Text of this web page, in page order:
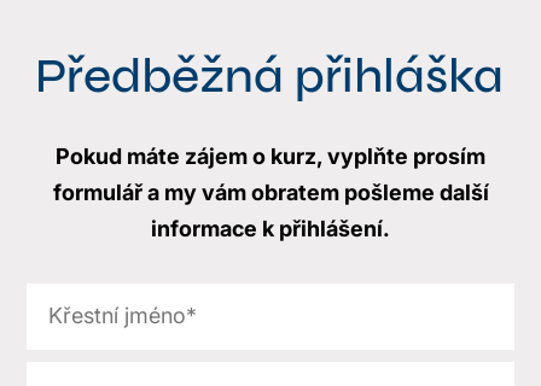
Předběžná přihláška
Pokud máte zájem o kurz, vyplňte prosím
formulář a my vám obratem pošleme další
informace k přihlášení.